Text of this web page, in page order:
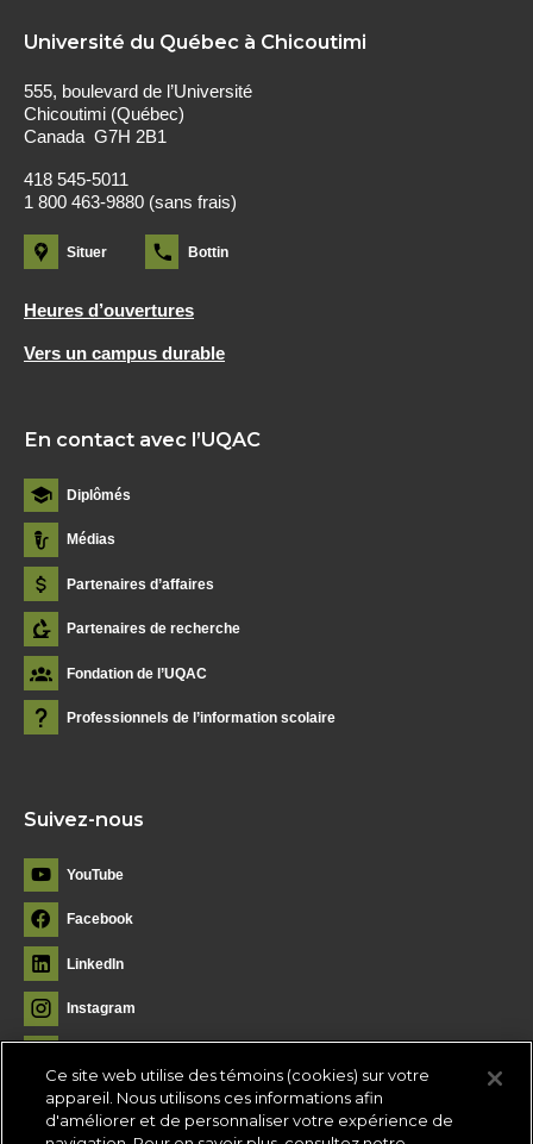
Université du Québec à Chicoutimi
555, boulevard de l’Université
Chicoutimi (Québec)
Canada G7H 2B1
418 545-5011
1 800 463-9880 (sans frais)
Situer Bottin
Heures d’ouvertures
Vers un campus durable
En contact avec l’UQAC
Diplômés
Médias
Partenaires d’affaires
Partenaires de recherche
Fondation de l’UQAC
Professionnels de l’information scolaire
Suivez-nous
YouTube
Facebook
LinkedIn
Instagram
Ce site web utilise des témoins (cookies) sur votre
appareil. Nous utilisons ces informations afin
d'améliorer et de personnaliser votre expérience de